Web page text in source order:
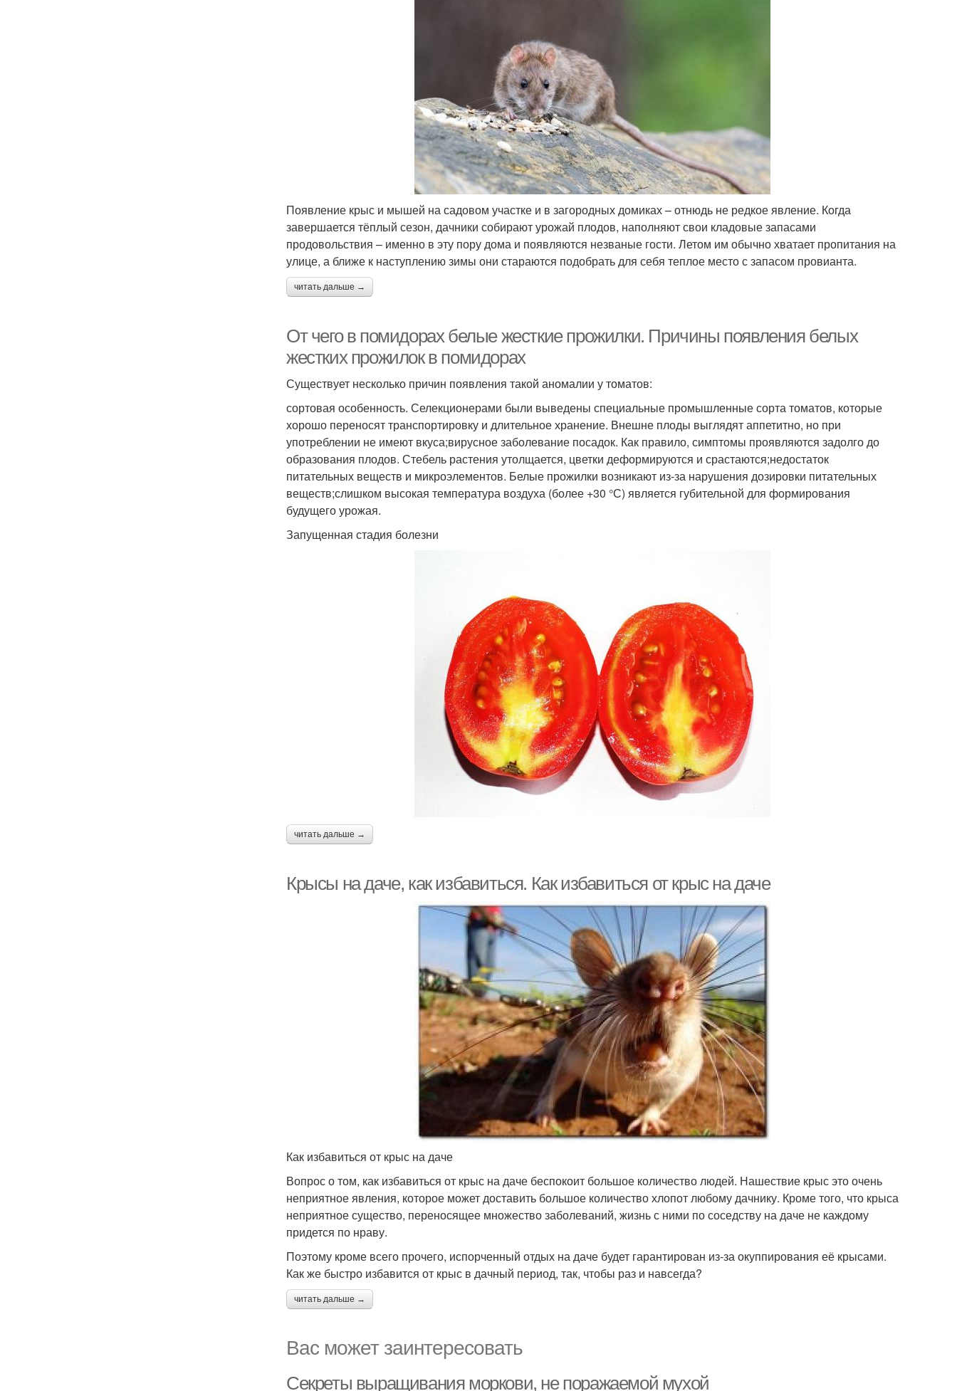
Появление крыс и мышей на садовом участке и в загородных домиках – отнюдь не редкое явление. Когда
завершается тёплый сезон, дачники собирают урожай плодов, наполняют свои кладовые запасами
продовольствия – именно в эту пору дома и появляются незваные гости. Летом им обычно хватает пропитания на
улице, а ближе к наступлению зимы они стараются подобрать для себя теплое место с запасом провианта.
читать дальше →
От чего в помидорах белые жесткие прожилки. Причины появления белых
жестких прожилок в помидорах
Существует несколько причин появления такой аномалии у томатов:
сортовая особенность. Селекционерами были выведены специальные промышленные сорта томатов, которые
хорошо переносят транспортировку и длительное хранение. Внешне плоды выглядят аппетитно, но при
употреблении не имеют вкуса;вирусное заболевание посадок. Как правило, симптомы проявляются задолго до
образования плодов. Стебель растения утолщается, цветки деформируются и срастаются;недостаток
питательных веществ и микроэлементов. Белые прожилки возникают из-за нарушения дозировки питательных
веществ;слишком высокая температура воздуха (более +30 °С) является губительной для формирования
будущего урожая.
Запущенная стадия болезни
читать дальше →
Крысы на даче, как избавиться. Как избавиться от крыс на даче
Как избавиться от крыс на даче
Вопрос о том, как избавиться от крыс на даче беспокоит большое количество людей. Нашествие крыс это очень
неприятное явления, которое может доставить большое количество хлопот любому дачнику. Кроме того, что крыса
неприятное существо, переносящее множество заболеваний, жизнь с ними по соседству на даче не каждому
придется по нраву.
Поэтому кроме всего прочего, испорченный отдых на даче будет гарантирован из-за окуппирования её крысами.
Как же быстро избавится от крыс в дачный период, так, чтобы раз и навсегда?
читать дальше →
Вас может заинтересовать
Секреты выращивания моркови, не поражаемой мухой